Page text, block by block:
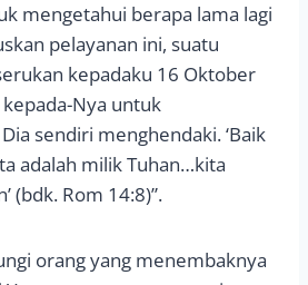
mengetahui berapa lama lagi
pelayanan ini, suatu
kepadaku 16 Oktober
Nya untuk
sendiri menghendaki. ‘Baik
adalah milik Tuhan…kita
(bdk. Rom 14:8)”.
orang yang menembaknya